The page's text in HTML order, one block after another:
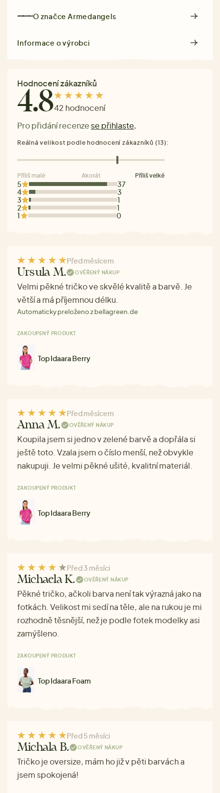
O značceArmedangels
Informace o výrobci
Hodnocení zákazníků
4.842 hodnocení
Pro přidání recenze se přihlaste.
5
37
4
3
3
1
2
1
1
0
Reálná velikost podle hodnocení zákazníků (13):
Příliš malé Akorát Příliš velké
Před měsícem
Ursula M. OVĚŘENÝ NÁKUP
Velmi pěkné tričko ve skvělé kvalitě a barvě. Je
větší a má příjemnou délku.
Automaticky preloženo z bellagreen.de
ZAKOUPENÝ PRODUKT
Top Idaara Berry
Před měsícem
Anna M. OVĚŘENÝ NÁKUP
Koupila jsem si jedno v zelené barvě a dopřála si
ještě toto. Vzala jsem o číslo menší, než obvykle
nakupuji. Je velmi pěkné ušité, kvalitní materiál.
ZAKOUPENÝ PRODUKT
Top Idaara Berry
Před 3 měsíci
Michaela K. OVĚŘENÝ NÁKUP
Pěkné tričko, ačkoli barva není tak výrazná jako na
fotkách. Velikost mi sedí na těle, ale na rukou je mi
rozhodně těsnější, než je podle fotek modelky asi
zamýšleno.
ZAKOUPENÝ PRODUKT
Top Idaara Foam
Před 5 měsíci
Michala B. OVĚŘENÝ NÁKUP
Tričko je oversize, mám ho již v pěti barvách a
jsem spokojená!